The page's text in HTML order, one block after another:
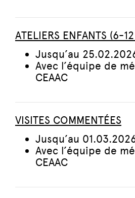
ATELIERS ENFANTS (6-
Jusqu’au
Avec l’équipe de
CEAAC
VISITES COMMENTÉES
Jusqu’au
Avec l’équipe de
CEAAC